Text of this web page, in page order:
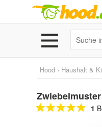
Hood › Haushalt &
1